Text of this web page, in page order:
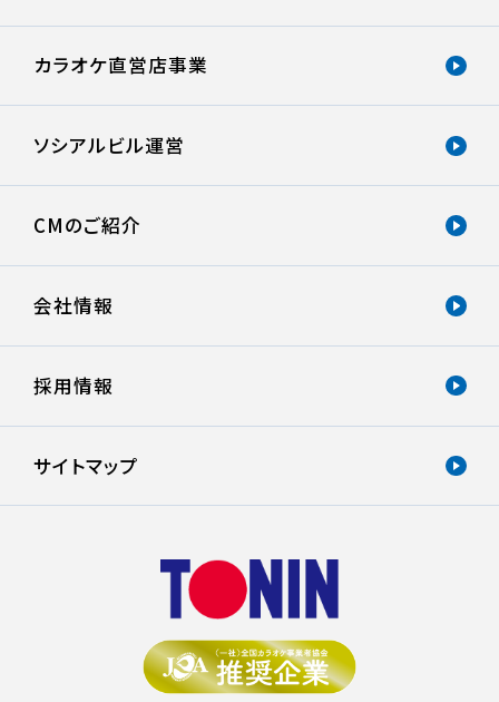
カラオケ直営店事業
ソシアルビル運営
CMのご紹介
会社情報
採用情報
サイトマップ